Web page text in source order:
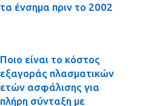
τα ένσημα πριν το 2002
Ποιο είναι το κόστος
εξαγοράς πλασματικών
ετών ασφάλισης για
πλήρη σύνταξη με